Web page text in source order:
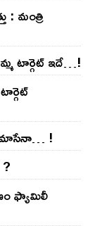
: మంత్రి
టార్గెట్ ఇదే…!
!
ఫ్యామిలీ